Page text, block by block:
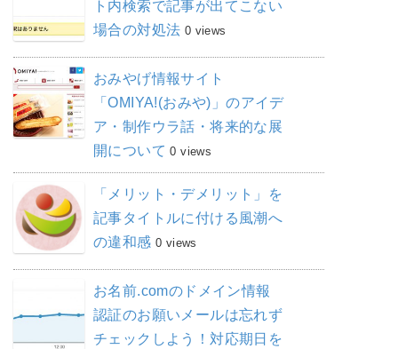
ト内検索で記事が出てこない
場合の対処法 0 views
おみやげ情報サイト
「OMIYA!(おみや)」のアイデ
ア・制作ウラ話・将来的な展
開について 0 views
「メリット・デメリット」を
記事タイトルに付ける風潮へ
の違和感 0 views
お名前.comのドメイン情報
認証のお願いメールは忘れず
チェックしよう！対応期日を